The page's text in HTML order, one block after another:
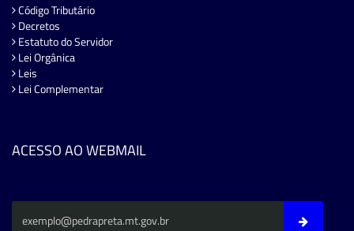
Código Tributário
Decretos
Estatuto do Servidor
Lei Orgânica
Leis
Lei Complementar
ACESSO AO WEBMAIL